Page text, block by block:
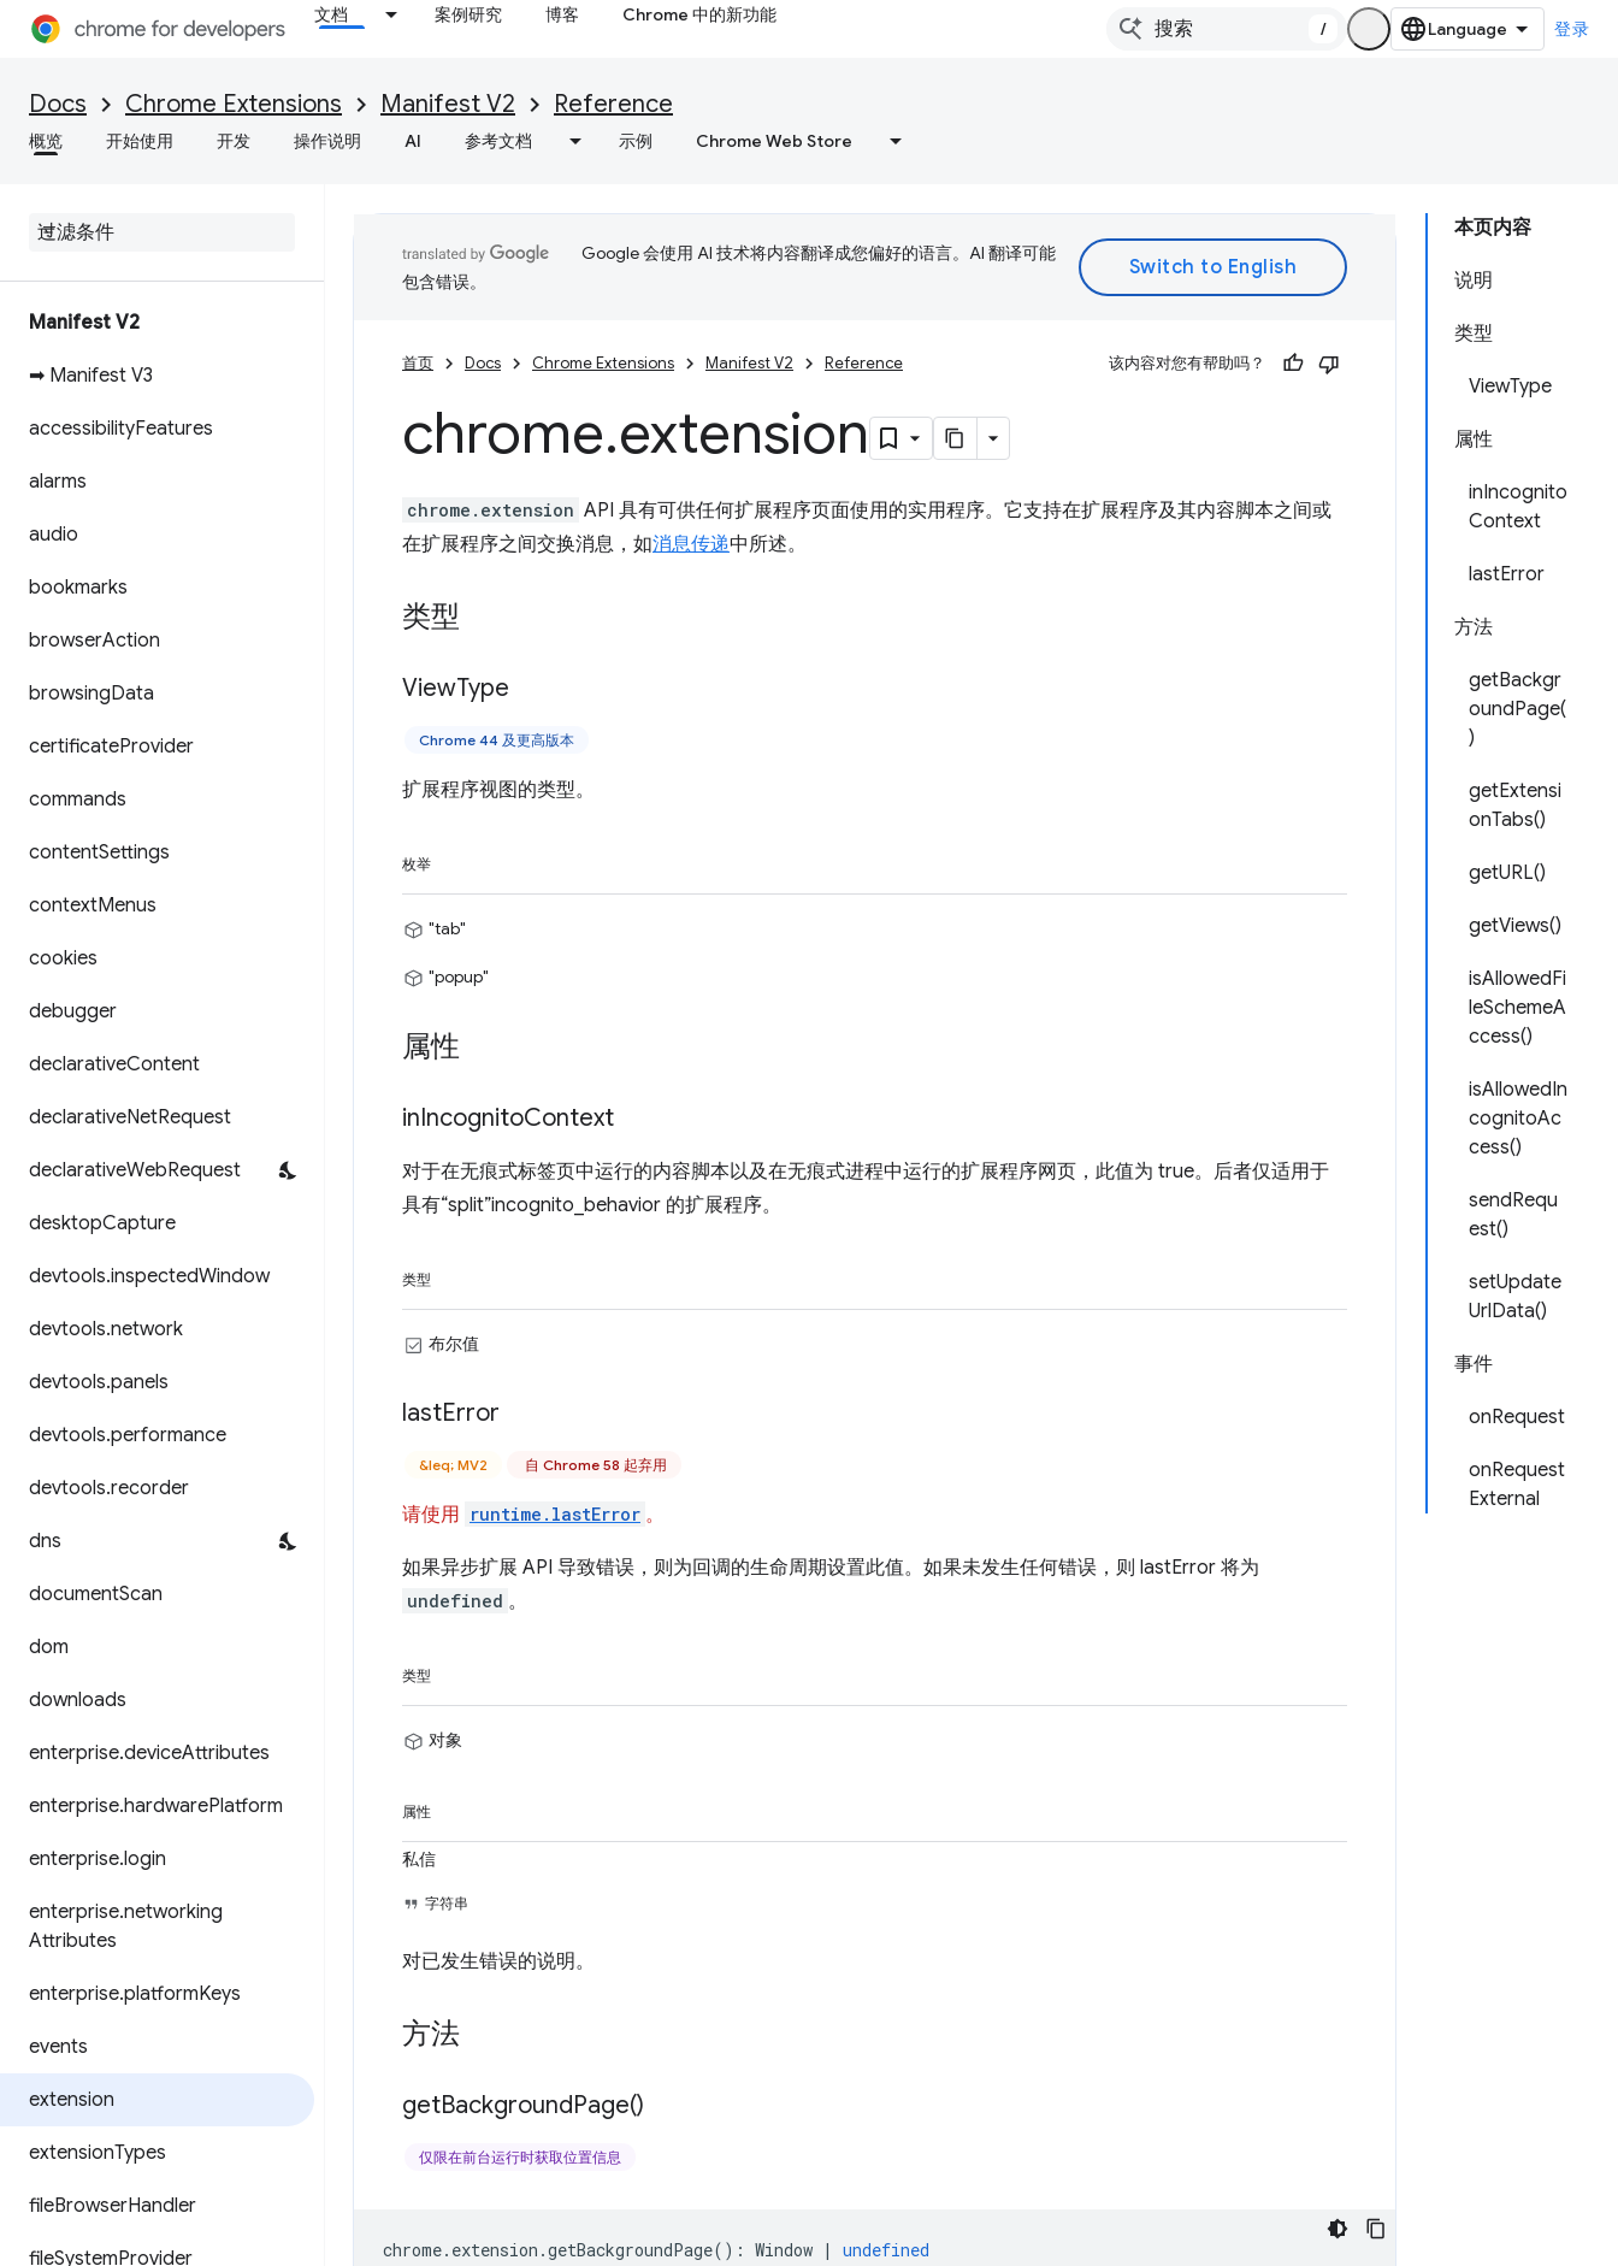
文档 案例研究 博客 Chrome 中的新功能
/ 登录
Docs Chrome Extensions Manifest V2 Reference
概览 开始使用 开发 操作说明 AI 参考文档 示例 Chrome Web Store
Manifest V2
➡ Manifest V3
accessibilityFeatures
alarms
audio
bookmarks
browserAction
browsingData
certificateProvider
commands
contentSettings
contextMenus
cookies
debugger
declarativeContent
declarativeNetRequest
declarativeWebRequest
desktopCapture
devtools.inspectedWindow
devtools.network
devtools.panels
devtools.performance
devtools.recorder
dns
documentScan
dom
downloads
enterprise.deviceAttributes
enterprise.hardwarePlatform
enterprise.login
enterprise.networking
Attributes
enterprise.platformKeys
events
extension
extensionTypes
fileBrowserHandler
fileSystemProvider
本页内容
说明
类型
ViewType
属性
inIncognito
Context
lastError
方法
getBackgr
oundPage(
)
getExtensi
onTabs()
getURL()
getViews()
isAllowedFi
leSchemeA
ccess()
isAllowedIn
cognitoAc
cess()
sendRequ
est()
setUpdate
UrlData()
事件
onRequest
onRequest
External
Google 会使用 AI 技术将内容翻译成您偏好的语言。AI 翻译可能
包含错误。
首页 Docs Chrome Extensions Manifest V2 Reference 该内容对您有帮助吗？
chrome.extension
chrome.extension API 具有可供任何扩展程序页面使用的实用程序。它支持在扩展程序及其内容脚本之间或
在扩展程序之间交换消息，如消息传递中所述。
类型
ViewType
Chrome 44 及更高版本
扩展程序视图的类型。
枚举
"tab"
"popup"
属性
inIncognitoContext
对于在无痕式标签页中运行的内容脚本以及在无痕式进程中运行的扩展程序网页，此值为 true。后者仅适用于
具有“split”incognito_behavior 的扩展程序。
类型
布尔值
lastError
&leq; MV2 自 Chrome 58 起弃用
请使用 runtime.lastError 。
如果异步扩展 API 导致错误，则为回调的生命周期设置此值。如果未发生任何错误，则 lastError 将为
undefined 。
类型
对象
属性
私信
字符串
对已发生错误的说明。
方法
getBackgroundPage()
仅限在前台运行时获取位置信息
chrome. extension .getBackgroundPage() : Window | undefined